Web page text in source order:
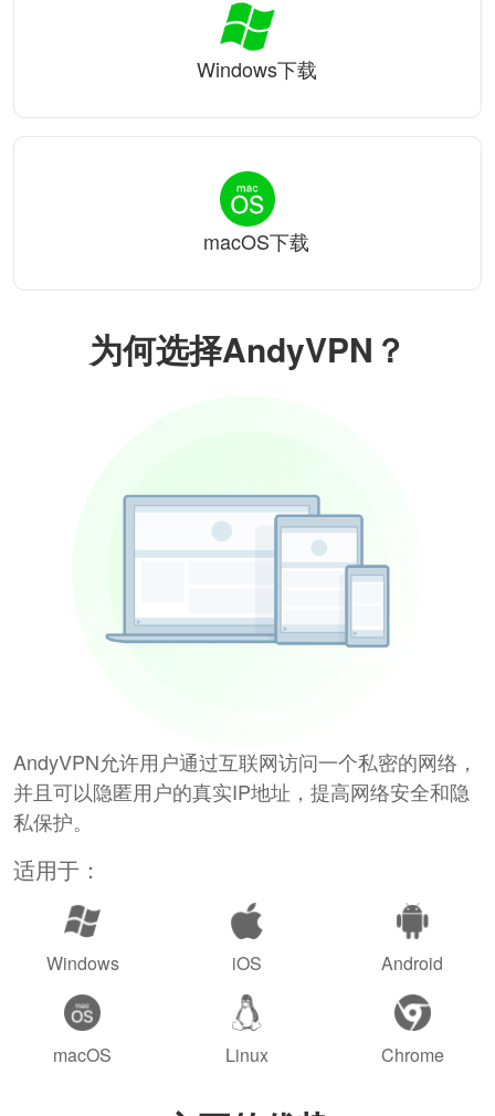
为何选择AndyVPN？
AndyVPN允许用户通过互联网访问一个私密的网络，
并且可以隐匿用户的真实IP地址，提高网络安全和隐
私保护。
适用于：
Windows iOS Android
macOS Linux Chrome
Windows下载
macOS下载